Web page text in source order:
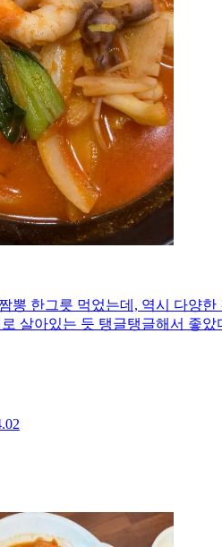
뽕 한그릇 먹었는데, 역시 다양
살아있는 듯 탱글탱글해서 좋았